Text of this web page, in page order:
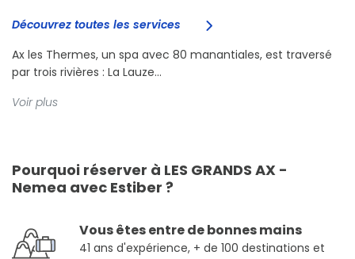
Découvrez toutes les services
Ax les Thermes, un spa avec 80 manantiales, est traversé
par trois rivières : La Lauze...
Voir plus
Pourquoi réserver à LES GRANDS AX -
Nemea avec Estiber ?
Vous êtes entre de bonnes mains
41 ans d'expérience, + de 100 destinations et